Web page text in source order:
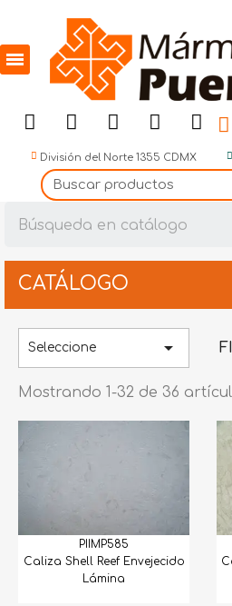
División del Norte 1355 CDMX
CATÁLOGO
Abrasivos
Accesorios
BookMatch
Cuarzos
Seleccione 
Mostrando 1-32 de 36
PIIMP585
Caliza Shell Reef Envejecido
Lámina